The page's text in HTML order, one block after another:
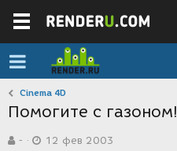
Cinema 4D
Помогите с газоном!
в-
а
12 фев 2003